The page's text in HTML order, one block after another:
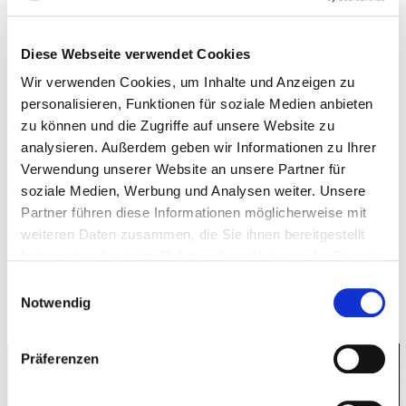
Diese Webseite verwendet Cookies
Wir verwenden Cookies, um Inhalte und Anzeigen zu
personalisieren, Funktionen für soziale Medien anbieten
zu können und die Zugriffe auf unsere Website zu
analysieren. Außerdem geben wir Informationen zu Ihrer
Verwendung unserer Website an unsere Partner für
soziale Medien, Werbung und Analysen weiter. Unsere
Partner führen diese Informationen möglicherweise mit
weiteren Daten zusammen, die Sie ihnen bereitgestellt
Notwendig
Präferenzen
dem Balkon geachtet werden sollte.
Welche Regelungen für das Grillen auf
dem Balkon gelten
Was tun bei Lärmbelästigung durch
Nachbarn?